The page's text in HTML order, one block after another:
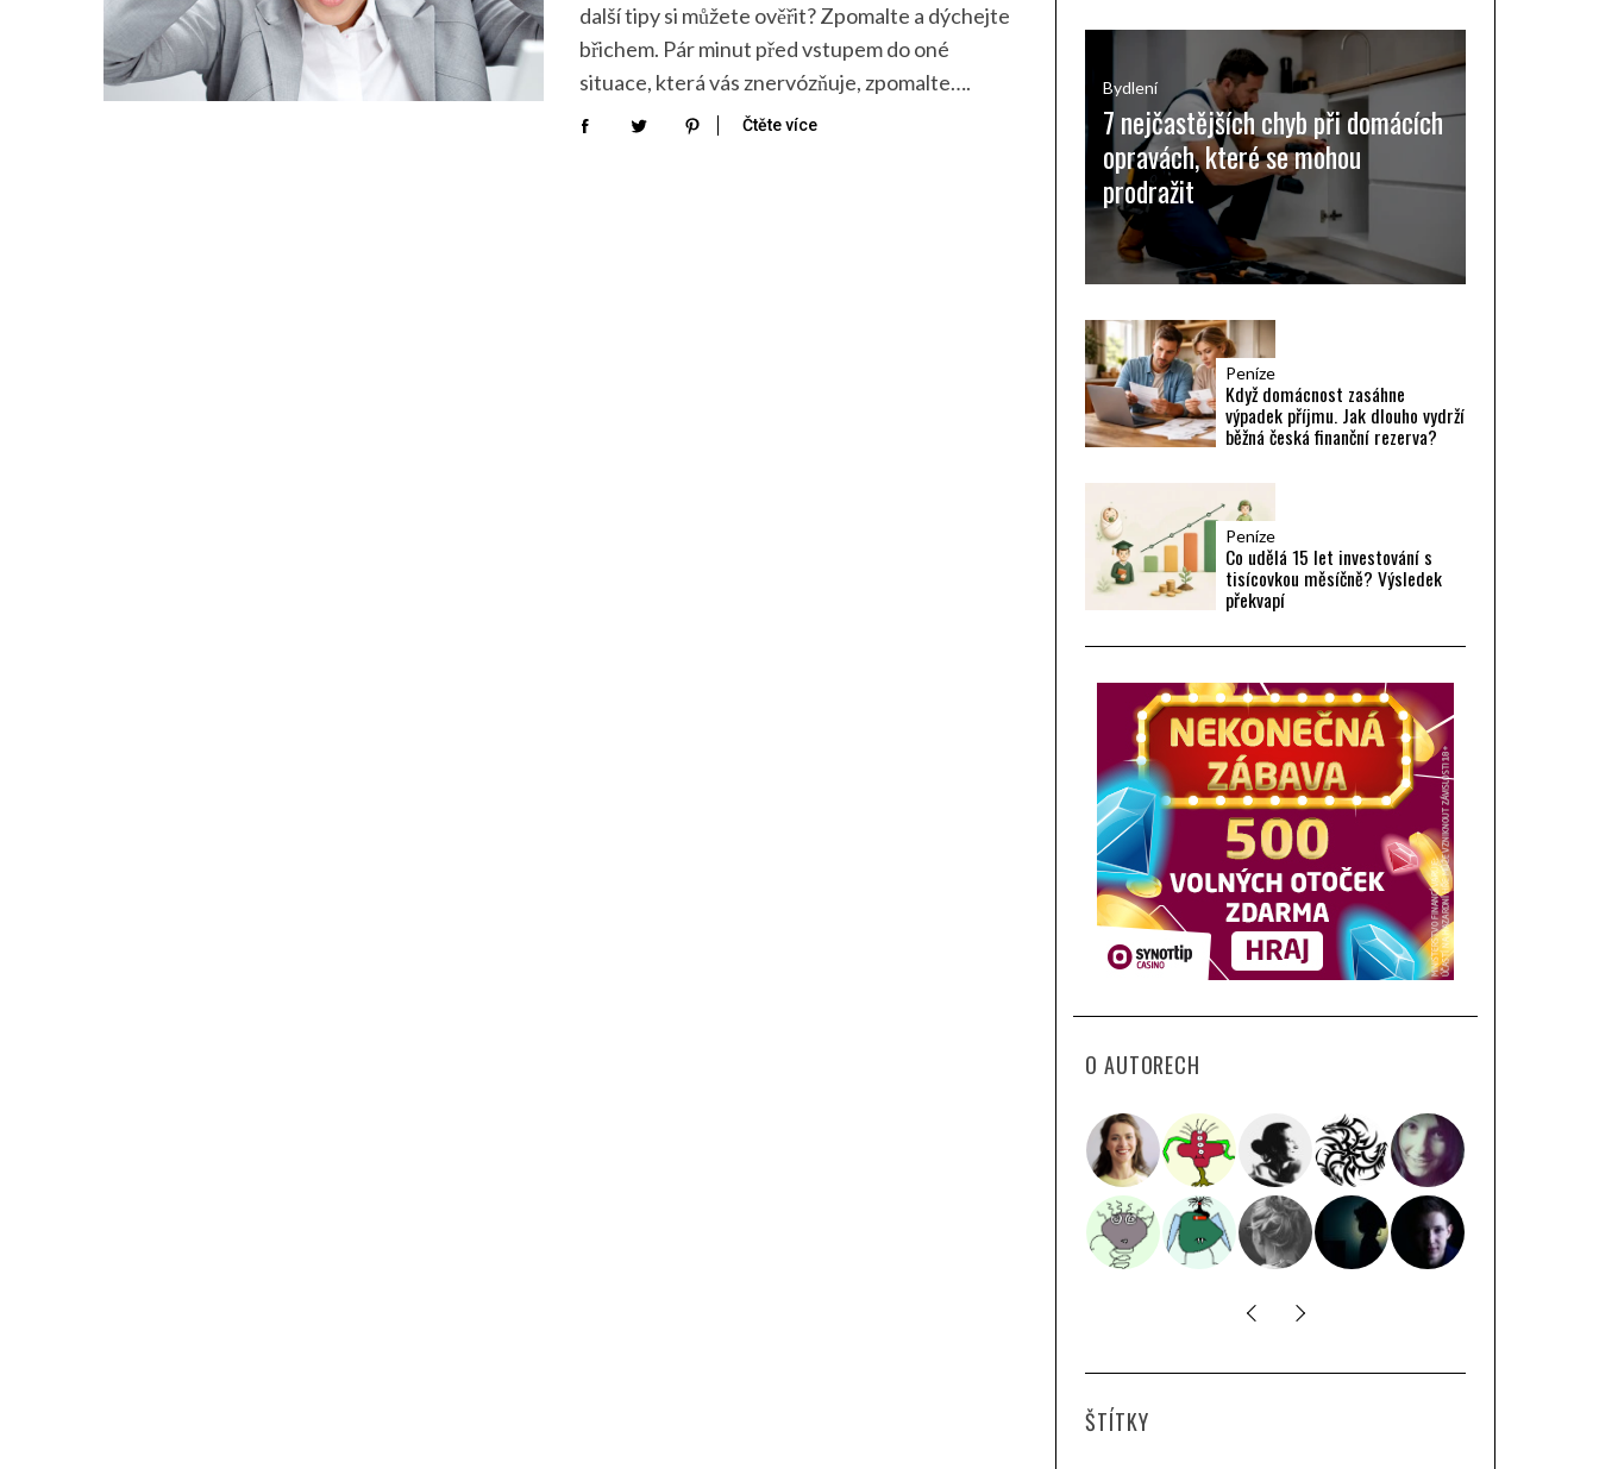
další tipy si můžete ověřit? Zpomalte a dýchejte
břichem. Pár minut před vstupem do oné
situace, která vás znervózňuje, zpomalte….
Čtěte více
Bydlení
7 nejčastějších chyb při domácích
opravách, které se mohou
prodražit
Peníze
Když domácnost zasáhne
výpadek příjmu. Jak dlouho vydrží
běžná česká finanční rezerva?
Peníze
Co udělá 15 let investování s
tisícovkou měsíčně? Výsledek
překvapí
O AUTORECH
ŠTÍTKY